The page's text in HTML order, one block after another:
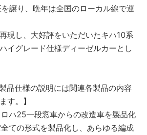
譲り、晩年は全国のローカル線で運
現し、大好評をいただいたキハ10系
イグレード仕様ディーゼルカーとし
品仕様の説明には関連各製品の内容
す。】
ハ25一段窓車からの改造車を製品化
ての形式を製品化し、あらゆる編成